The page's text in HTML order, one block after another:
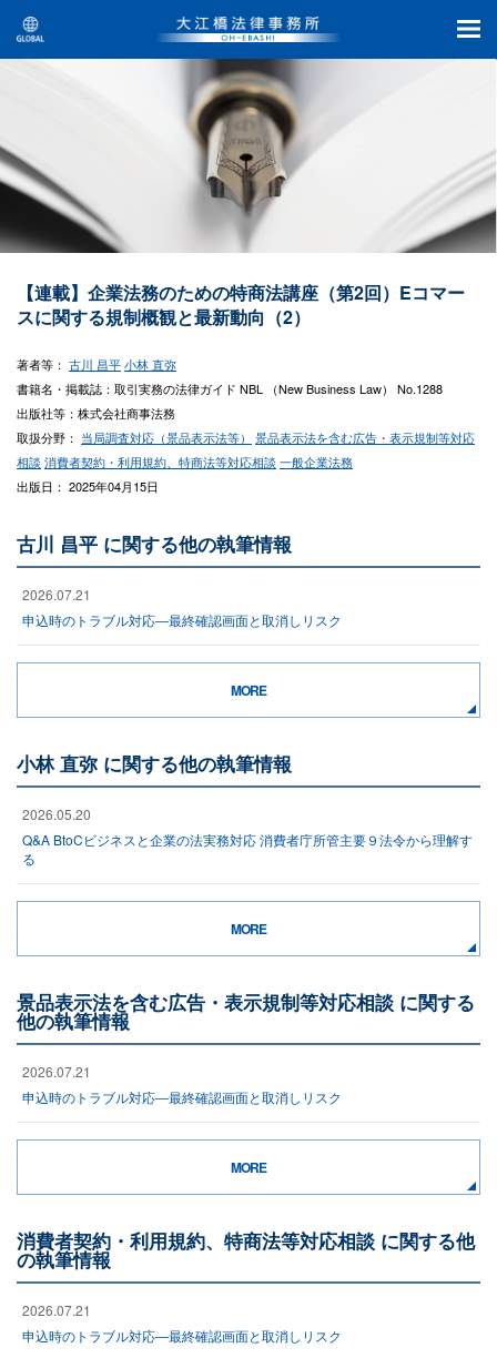
【連載】企業法務のための特商法講座（第2回）Eコマー
スに関する規制概観と最新動向（2）
著者等： 古川 昌平小林 直弥
書籍名・掲載誌：取引実務の法律ガイド NBL （New Business Law） No.1288
出版社等：株式会社商事法務
取扱分野： 当局調査対応（景品表示法等）
景品表示法を含む広告・表示規制等対応
相談消費者契約・利用規約、特商法等対応相談一般企業法務
出版日： 2025年04月15日
古川 昌平 に関する他の執筆情報
2026.07.21
申込時のトラブル対応―最終確認画面と取消しリスク
MORE
小林 直弥 に関する他の執筆情報
2026.05.20
Q&A BtoCビジネスと企業の法実務対応 消費者庁所管主要９法令から理解す
る
MORE
景品表示法を含む広告・表示規制等対応相談 に関する
他の執筆情報
2026.07.21
申込時のトラブル対応―最終確認画面と取消しリスク
MORE
消費者契約・利用規約、特商法等対応相談 に関する他
の執筆情報
2026.07.21
申込時のトラブル対応―最終確認画面と取消しリスク